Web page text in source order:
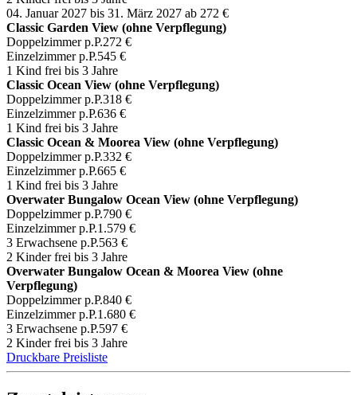
04. Januar 2027 bis 31. März 2027 ab 272 €
Classic Garden View (ohne Verpflegung)
Doppelzimmer p.P.272 €
Einzelzimmer p.P.545 €
1 Kind frei bis 3 Jahre
Classic Ocean View (ohne Verpflegung)
Doppelzimmer p.P.318 €
Einzelzimmer p.P.636 €
1 Kind frei bis 3 Jahre
Classic Ocean & Moorea View (ohne Verpflegung)
Doppelzimmer p.P.332 €
Einzelzimmer p.P.665 €
1 Kind frei bis 3 Jahre
Overwater Bungalow Ocean View (ohne Verpflegung)
Doppelzimmer p.P.790 €
Einzelzimmer p.P.1.579 €
3 Erwachsene p.P.563 €
2 Kinder frei bis 3 Jahre
Overwater Bungalow Ocean & Moorea View (ohne
Verpflegung)
Doppelzimmer p.P.840 €
Einzelzimmer p.P.1.680 €
3 Erwachsene p.P.597 €
2 Kinder frei bis 3 Jahre
Druckbare Preisliste